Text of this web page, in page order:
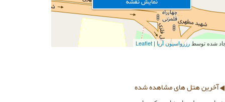
Leaflet شده توسط رزرواسیون آریا
آخرین هتل های مشاهده شده